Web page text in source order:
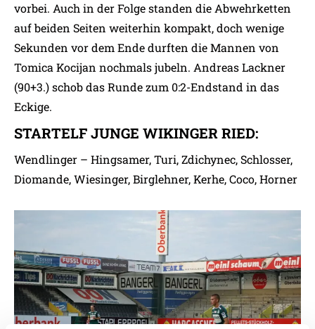
vorbei. Auch in der Folge standen die Abwehrketten
auf beiden Seiten weiterhin kompakt, doch wenige
Sekunden vor dem Ende durften die Mannen von
Tomica Kocijan nochmals jubeln. Andreas Lackner
(90+3.) schob das Runde zum 0:2-Endstand in das
Eckige.
STARTELF JUNGE WIKINGER RIED:
Wendlinger – Hingsamer, Turi, Zdichynec, Schlosser,
Diomande, Wiesinger, Birglehner, Kerhe, Coco, Horner